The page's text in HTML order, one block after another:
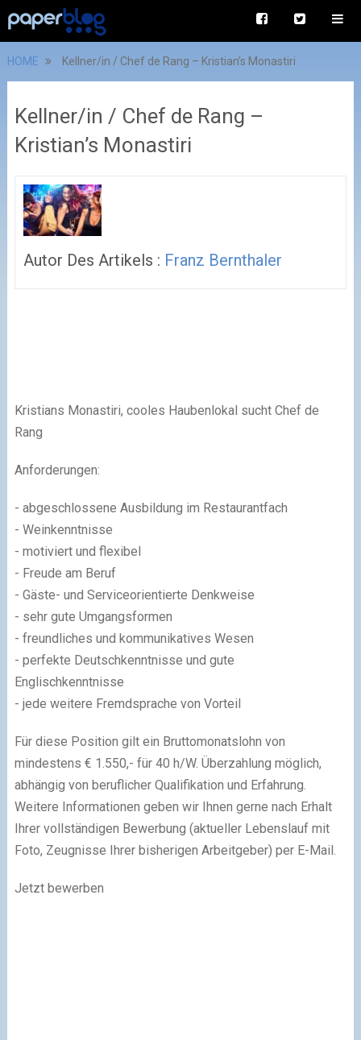
HOME Kellner/in / Chef de Rang – Kristian’s Monastiri
Kellner/in / Chef de Rang –
Kristian’s Monastiri
Autor Des Artikels : Franz Bernthaler
Kristians Monastiri, cooles Haubenlokal sucht Chef de
Rang
Anforderungen:
- abgeschlossene Ausbildung im Restaurantfach
- Weinkenntnisse
- motiviert und flexibel
- Freude am Beruf
- Gäste- und Serviceorientierte Denkweise
- sehr gute Umgangsformen
- freundliches und kommunikatives Wesen
- perfekte Deutschkenntnisse und gute
Englischkenntnisse
- jede weitere Fremdsprache von Vorteil
Für diese Position gilt ein Bruttomonatslohn von
mindestens € 1.550,- für 40 h/W. Überzahlung möglich,
abhängig von beruflicher Qualifikation und Erfahrung.
Weitere Informationen geben wir Ihnen gerne nach Erhalt
Ihrer vollständigen Bewerbung (aktueller Lebenslauf mit
Foto, Zeugnisse Ihrer bisherigen Arbeitgeber) per E-Mail.
Jetzt bewerben